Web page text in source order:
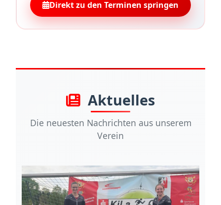
Direkt zu den Terminen springen
Aktuelles
Die neuesten Nachrichten aus unserem
Verein